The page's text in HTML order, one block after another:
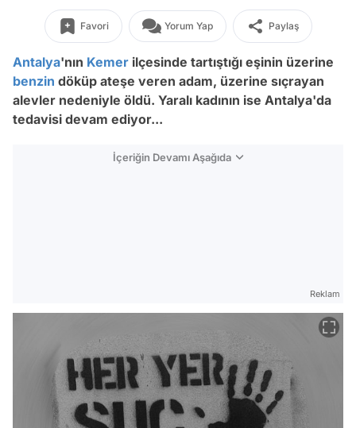
Favori Yorum Yap Paylaş
Antalya'nın Kemer ilçesinde tartıştığı eşinin üzerine
benzin döküp ateşe veren adam, üzerine sıçrayan
alevler nedeniyle öldü. Yaralı kadının ise Antalya'da
tedavisi devam ediyor...
İçeriğin Devamı Aşağıda
Reklam